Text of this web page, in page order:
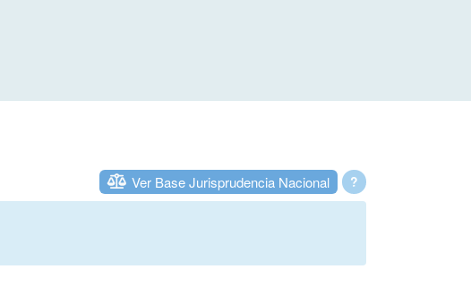
?
Ver Base Jurisprudencia Nacional